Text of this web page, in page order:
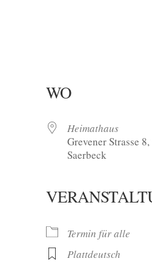
WO
Heimathaus
Grevener Strasse
Saerbeck
Termin für alle
Plattdeutsch